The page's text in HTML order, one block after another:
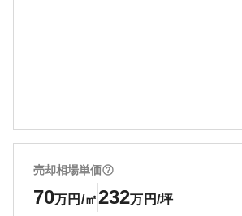
売却相場単価
70万円/㎡232万円/坪